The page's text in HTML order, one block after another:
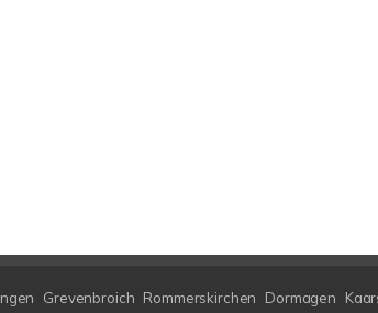
Grevenbroich Rommerskirchen Dormagen